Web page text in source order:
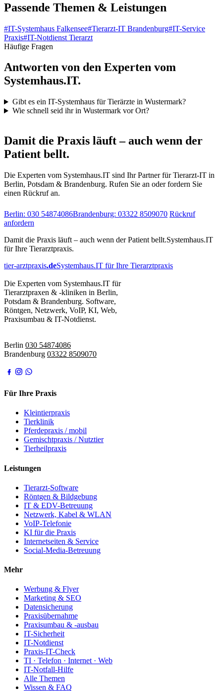
Passende Themen & Leistungen
#IT-Systemhaus Falkensee#Tierarzt-IT Brandenburg#IT-Service
Praxis#IT-Notdienst Tierarzt
Häufige Fragen
Antworten von den Experten vom
Systemhaus.IT.
Gibt es ein IT-Systemhaus für Tierärzte in Wustermark?
Wie schnell seid ihr in Wustermark vor Ort?
Damit die Praxis läuft – auch wenn der
Patient bellt.
Die Experten vom Systemhaus.IT sind Ihr Partner für Tierarzt-IT in
Berlin, Potsdam & Brandenburg. Rufen Sie an oder fordern Sie
einen Rückruf an.
Berlin: 030 54874086Brandenburg: 03322 8509070 Rückruf
anfordern
Damit die Praxis läuft – auch wenn der Patient bellt.Systemhaus.IT
für Ihre Tierarztpraxis.
tier-arztpraxis.deSystemhaus.IT für Ihre Tierarztpraxis
Die Experten vom Systemhaus.IT für
Tierarztpraxen & -kliniken in Berlin,
Potsdam & Brandenburg. Software,
Röntgen, Netzwerk, VoIP, KI, Web,
Praxisumbau & IT-Notdienst.
Berlin 030 54874086
Brandenburg 03322 8509070
Für Ihre Praxis
Kleintierpraxis
Tierklinik
Pferdepraxis / mobil
Gemischtpraxis / Nutztier
Tierheilpraxis
Leistungen
Tierarzt-Software
Röntgen & Bildgebung
IT & EDV-Betreuung
Netzwerk, Kabel & WLAN
VoIP-Telefonie
KI für die Praxis
Internetseiten & Service
Social-Media-Betreuung
Mehr
Werbung & Flyer
Marketing & SEO
Datensicherung
Praxisübernahme
Praxisumbau & -ausbau
IT-Sicherheit
IT-Notdienst
Praxis-IT-Check
TI · Telefon · Internet · Web
IT-Notfall-Hilfe
Alle Themen
Wissen & FAQ